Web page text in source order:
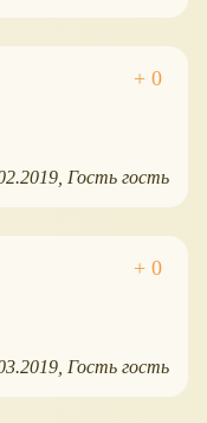
Гость гость
Гость гость